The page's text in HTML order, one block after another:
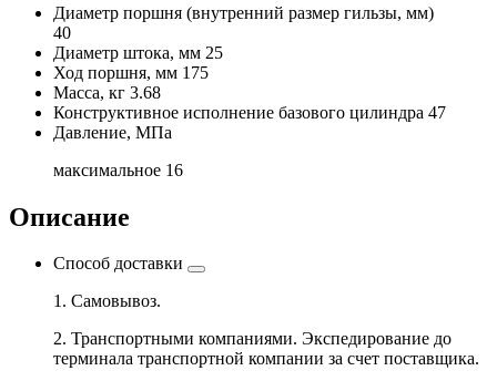
Диаметр поршня (внутренний размер гильзы, мм)
40
Диаметр штока, мм 25
Ход поршня, мм 175
Масса, кг 3.68
Конструктивное исполнение базового цилиндра 47
Давление, МПа
максимальное 16
Описание
Способ доставки
1. Самовывоз.
2. Транспортными компаниями. Экспедирование до
терминала транспортной компании за счет поставщика.